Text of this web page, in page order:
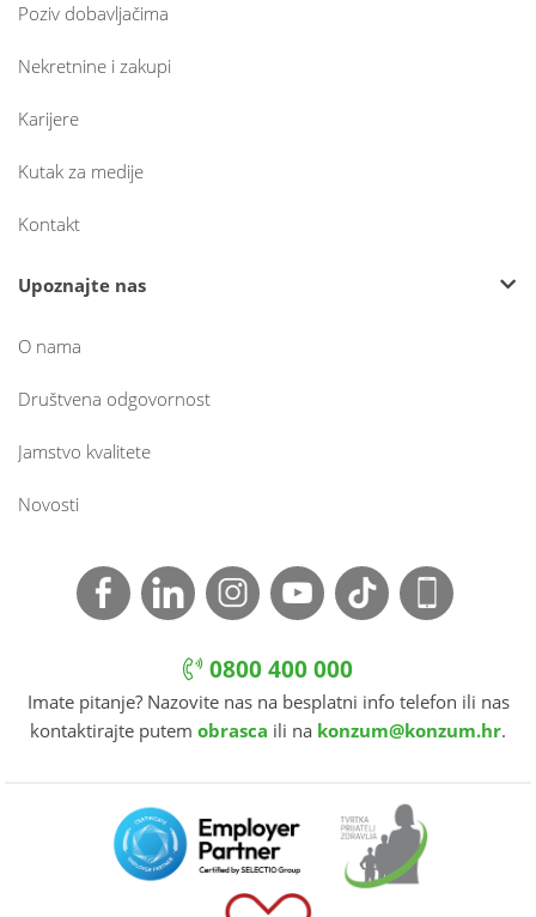
Poziv dobavljačima
Nekretnine i zakupi
Karijere
Kutak za medije
Kontakt
Upoznajte nas
O nama
Društvena odgovornost
Jamstvo kvalitete
Novosti
0800 400 000
Imate pitanje? Nazovite nas na besplatni info telefon ili nas
kontaktirajte putem obrasca ili na konzum@konzum.hr.